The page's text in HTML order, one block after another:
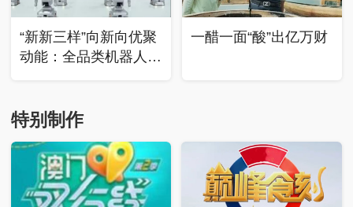
“新新三样”向新向优聚
动能：全品类机器人全
一醋一面“酸”出亿万财
特别制作